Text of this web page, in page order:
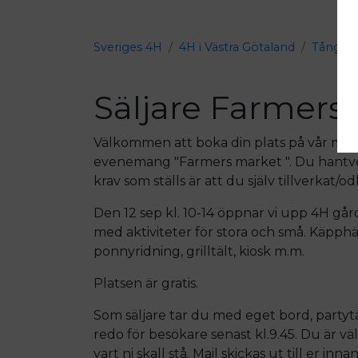
Sveriges 4H 4H i Västra Götaland Tånga
Säljare
Välkommen att boka din plats på vår
evenemang "Farmers market ". Du
krav som ställs är att du själv tillverkat/
Den 12 sep kl. 10-14 öppnar vi upp 4H
med aktiviteter för stora och små.
ponnyridning, grilltält, kiosk m.m.
Platsen är gratis.
Som säljare tar du med eget bord,
redo för besökare senast kl.9.45. Du är
vart ni skall stå. Mail skickas ut till er